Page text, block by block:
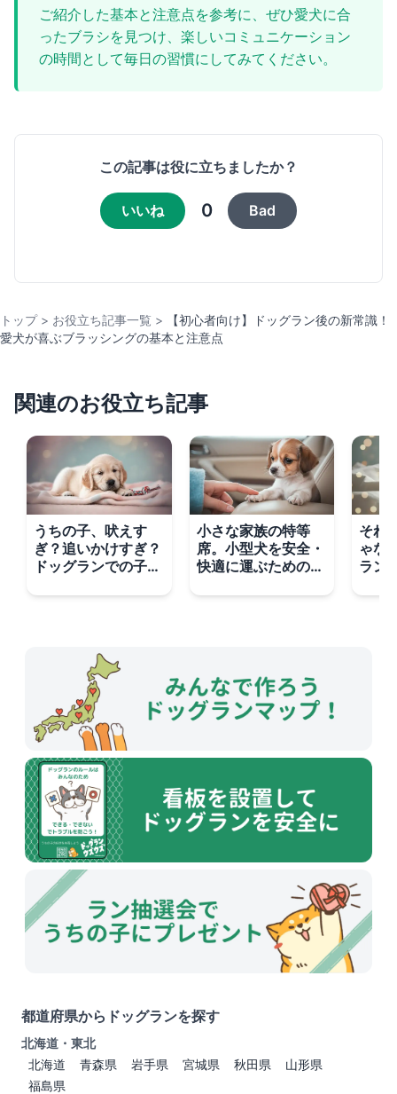
ご紹介した基本と注意点を参考に、ぜひ愛犬に合
ったブラシを見つけ、楽しいコミュニケーション
の時間として毎日の習慣にしてみてください。
この記事は役に立ちましたか？
いいね 0 Bad
トップ > お役立ち記事一覧 >
【初心者向け】ドッグラン後の新常識！
愛犬が喜ぶブラッシングの基本と注意点
関連のお役立ち記事
うちの子、吠えす
ぎ？追いかけすぎ？
ドッグランでの子犬
ルダウンさせる方法
小さな家族の特等
席。小型犬を安全・
快適に運ぶためのド
それ
ゃな
ラン
回復
都道府県からドッグランを探す
北海道・東北
北海道
青森県 岩手県 宮城県 秋田県
山形県
福島県